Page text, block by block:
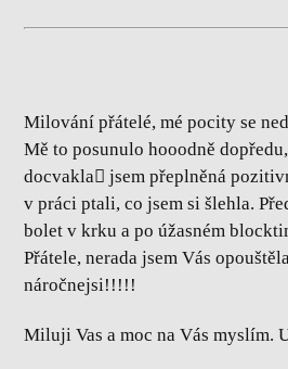
Milování přátelé, mé pocity se
Mě to posunulo hooodně
docvakla󾌵 jsem přeplněná
v práci ptali, co jsem si šlehla.
bolet v krku a po úžasném
Přátele, nerada jsem Vás
náročnejsi!!!!!
Miluji Vas a moc na Vás myslím.